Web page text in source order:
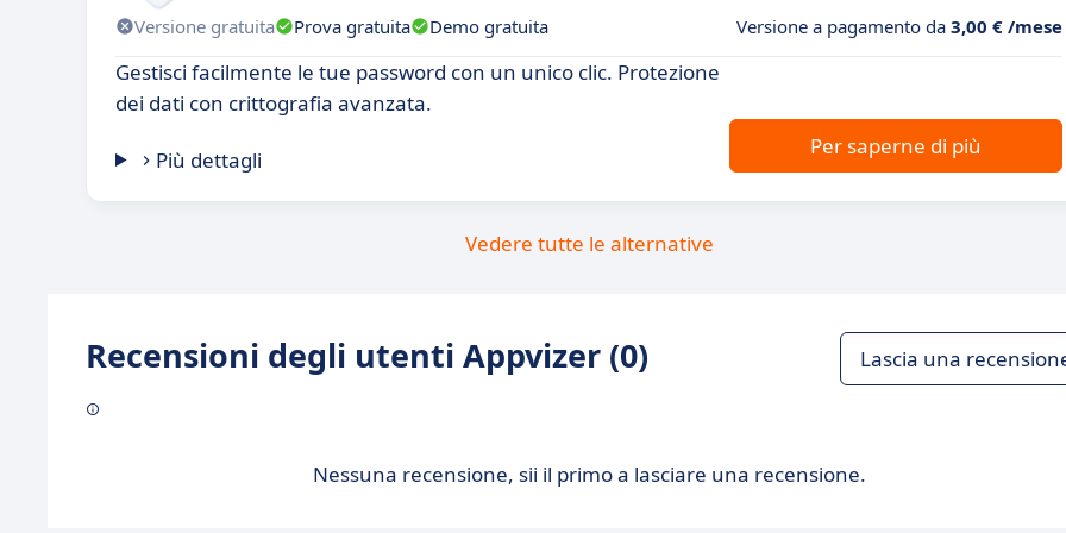
Versione gratuita Prova gratuita Demo gratuita Versione a pagamento da 3,00 € /mese
Gestisci facilmente le tue password con un unico clic. Protezione
dei dati con crittografia avanzata.
Più dettagli
Per saperne di più
Vedere tutte le alternative
Recensioni degli utenti Appvizer (0) Lascia una
Nessuna recensione, sii il primo a lasciare una recensione.